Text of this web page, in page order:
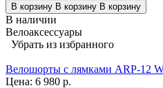
В корзину В корзину В корзину
В наличии
Велоаксессуары
Убрать из избранного
Велошорты с лямками ARP-12
Цена: 6 980 р.